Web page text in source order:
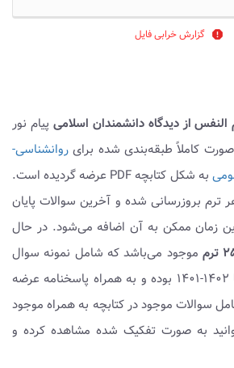
report گزارش خرابی فایل
النفس از دیدگاه دانشمندان اسلامی پیام نور
کاملاً طبقه‌بندی شده برای روانشناسی-
به شکل کتابچه PDF عرضه گردیده است.
ترم بروزرسانی شده و آخرین سوالات پایان
زمان ممکن به آن اضافه می‌شود. در حال
موجود می‌باشد که شامل نمونه سوال
امتحانی ۱۳۸۹-۱۳۸۸ تا ۱۴۰۲-۱۴۰۱ بوده و به همراه پاسخنامه عرضه
سوالات موجود در کتابچه به همراه موجود
به صورت تفکیک شده مشاهده کرده و